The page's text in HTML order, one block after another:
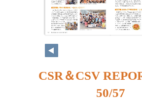
CSR＆CSV
50/57